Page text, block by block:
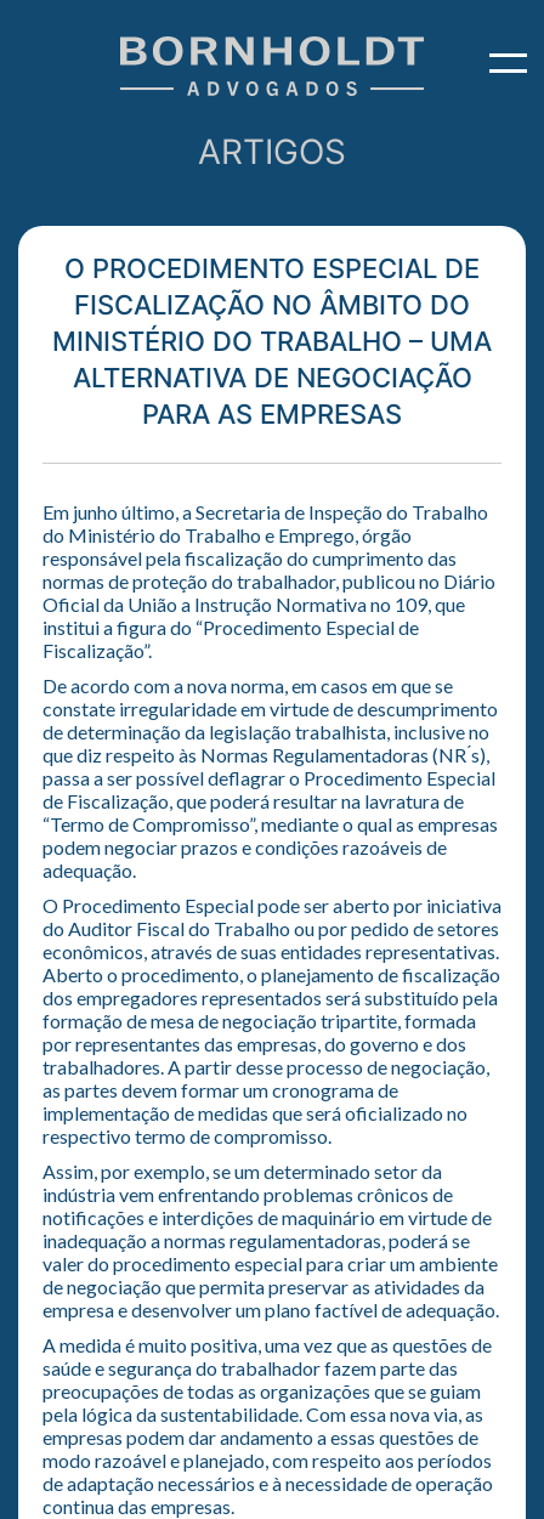
ARTIGOS
O PROCEDIMENTO ESPECIAL DE
FISCALIZAÇÃO NO ÂMBITO DO
MINISTÉRIO DO TRABALHO – UMA
ALTERNATIVA DE NEGOCIAÇÃO
PARA AS EMPRESAS
Em junho último, a Secretaria de Inspeção do Trabalho
do Ministério do Trabalho e Emprego, órgão
responsável pela fiscalização do cumprimento das
normas de proteção do trabalhador, publicou no Diário
Oficial da União a Instrução Normativa no 109, que
institui a figura do “Procedimento Especial de
Fiscalização”.
De acordo com a nova norma, em casos em que se
constate irregularidade em virtude de descumprimento
de determinação da legislação trabalhista, inclusive no
que diz respeito às Normas Regulamentadoras (NR ́s),
passa a ser possível deflagrar o Procedimento Especial
de Fiscalização, que poderá resultar na lavratura de
“Termo de Compromisso”, mediante o qual as empresas
podem negociar prazos e condições razoáveis de
adequação.
O Procedimento Especial pode ser aberto por iniciativa
do Auditor Fiscal do Trabalho ou por pedido de setores
econômicos, através de suas entidades representativas.
Aberto o procedimento, o planejamento de fiscalização
dos empregadores representados será substituído pela
formação de mesa de negociação tripartite, formada
por representantes das empresas, do governo e dos
trabalhadores. A partir desse processo de negociação,
as partes devem formar um cronograma de
implementação de medidas que será oficializado no
respectivo termo de compromisso.
Assim, por exemplo, se um determinado setor da
indústria vem enfrentando problemas crônicos de
notificações e interdições de maquinário em virtude de
inadequação a normas regulamentadoras, poderá se
valer do procedimento especial para criar um ambiente
de negociação que permita preservar as atividades da
empresa e desenvolver um plano factível de adequação.
A medida é muito positiva, uma vez que as questões de
saúde e segurança do trabalhador fazem parte das
preocupações de todas as organizações que se guiam
pela lógica da sustentabilidade. Com essa nova via, as
empresas podem dar andamento a essas questões de
modo razoável e planejado, com respeito aos períodos
de adaptação necessários e à necessidade de operação
continua das empresas.